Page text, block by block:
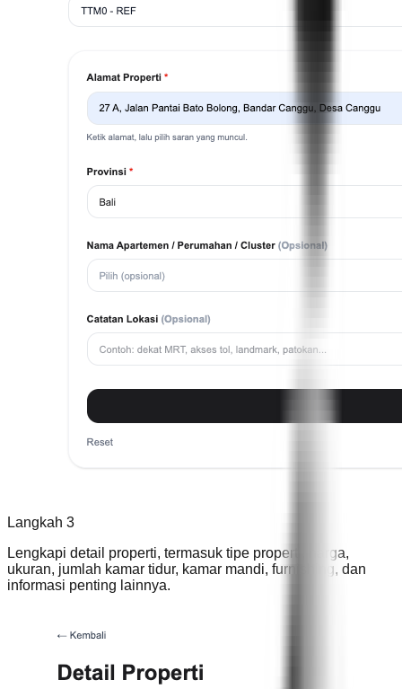
Langkah 3
Lengkapi detail properti, termasuk tipe properti, harga,
ukuran, jumlah kamar tidur, kamar mandi, furnishing, dan
informasi penting lainnya.